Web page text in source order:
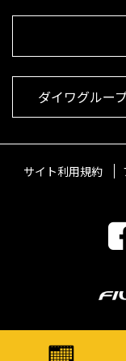
ダイワグルー
サイト利用規約